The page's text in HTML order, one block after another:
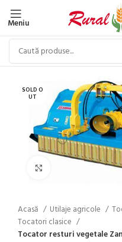
Meniu
SOLD O
UT
Click to enlarge
Acasă Utilaje agricole
Tocatori clasice
Tocator resturi vegetale